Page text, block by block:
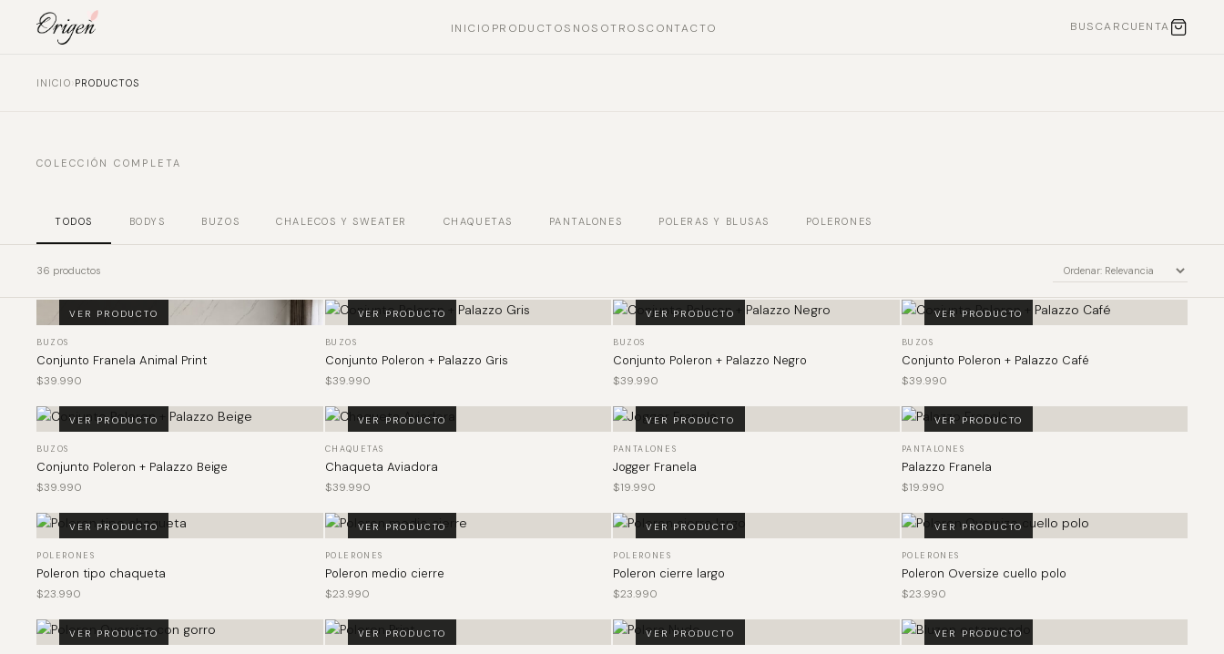
INICIO PRODUCTOS NOSOTROSCONTACTO BUSCARCUENTA
INICIO›PRODUCTOS
COLECCIÓN COMPLETA
TODOS BODYS BUZOS CHALECOS Y SWEATER CHAQUETAS PANTALONES POLERAS Y BLUSAS POLERONES
36 productos
VER PRODUCTO
BUZOS
Conjunto Franela Animal Print
$39.990
VER PRODUCTO
BUZOS
Conjunto Poleron + Palazzo Gris
$39.990
VER PRODUCTO
BUZOS
Conjunto Poleron + Palazzo Negro
$39.990
VER PRODUCTO
BUZOS
Conjunto Poleron + Palazzo Café
$39.990
VER PRODUCTO
BUZOS
Conjunto Poleron + Palazzo Beige
$39.990
VER PRODUCTO
CHAQUETAS
Chaqueta Aviadora
$39.990
VER PRODUCTO
PANTALONES
Jogger Franela
$19.990
VER PRODUCTO
PANTALONES
Palazzo Franela
$19.990
VER PRODUCTO
POLERONES
Poleron tipo chaqueta
$23.990
VER PRODUCTO
POLERONES
Poleron medio cierre
$23.990
VER PRODUCTO
POLERONES
Poleron cierre largo
$23.990
VER PRODUCTO
POLERONES
Poleron Oversize cuello polo
$23.990
VER PRODUCTO VER PRODUCTO VER PRODUCTO VER PRODUCTO